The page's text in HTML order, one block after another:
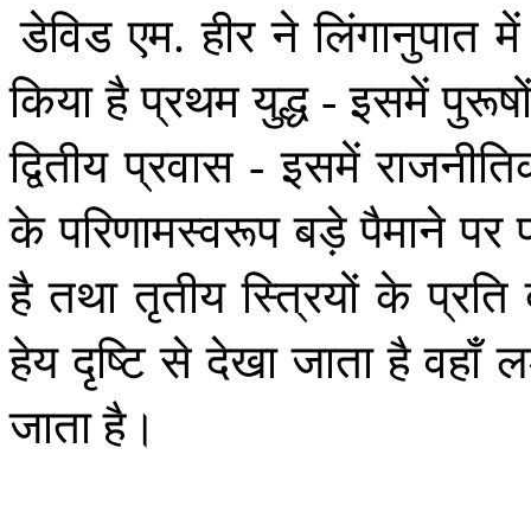
डेविड एम.हीर ने लिंगानुपात में
किया है प्रथम युद्ध-इसमें पुरूषों
द्वितीय प्रवास-इसमें
के परिणामस्वरूप बड़े पैमाने पर
है तथा तृतीय स्त्रियों के प्रति
हेय दृष्टि से देखा जाता है वहाँ
जाताहै।